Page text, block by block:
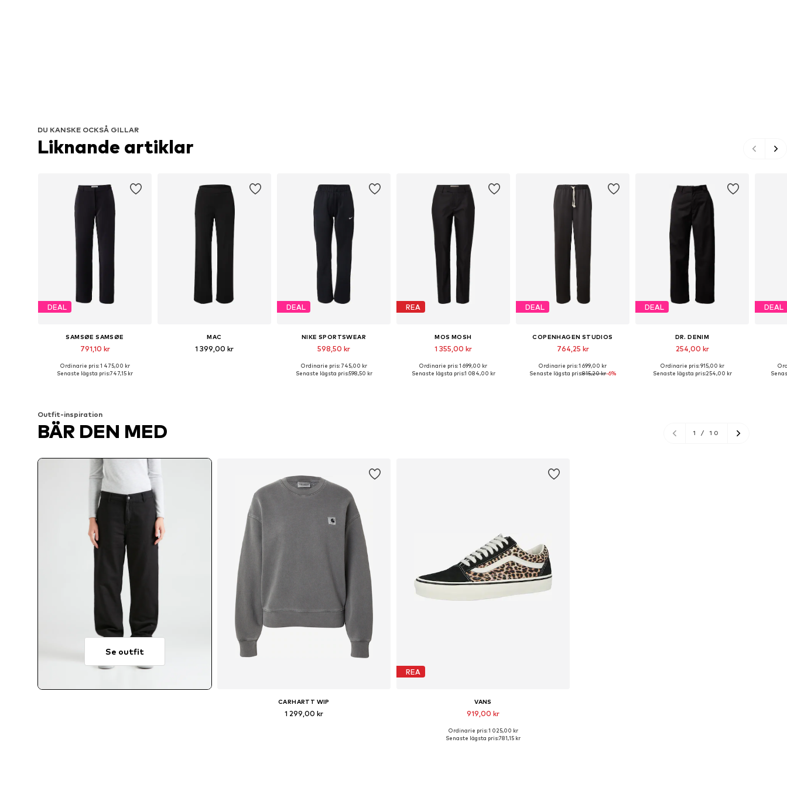
DU KANSKE OCKSÅ GILLAR
Liknande artiklar
DEAL
SAMSØE SAMSØE
791,10 kr
Tillgängliga storlekar: 34, 36, 38
Ordinarie pris: 1 475,00 kr
Senaste lägsta pris:747,15 kr
MAC
1 399,00 kr
DEAL
NIKE SPORTSWEAR
598,50 kr
Ordinarie pris: 745,00 kr
Senaste lägsta pris:598,50 kr
REA
MOS MOSH
1 355,00 kr
Ordinarie pris: 1 699,00 kr
Senaste lägsta pris:1 084,00 kr
DEAL
COPENHAGEN STUDIOS
764,25 kr
Tillgängliga storlekar: 34, 36, 38
Ordinarie pris: 1 699,00 kr
Senaste lägsta pris:815,20 kr-6%
DEAL
DR. DENIM
254,00 kr
Ordinarie pris: 915,00 kr
Senaste lägsta pris:254,00 kr
DEAL
Outfit-inspiration
BÄR DEN MED 1 / 10
Se outfit
CARHARTT WIP
1 299,00 kr
REA
VANS
919,00 kr
Tillgängliga storlekar: 36, 36,5, 37, 38, 39, 40
Ordinarie pris: 1 025,00 kr
Senaste lägsta pris:781,15 kr